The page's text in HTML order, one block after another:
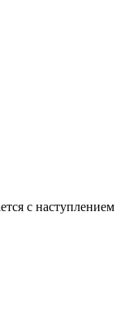
с наступлением